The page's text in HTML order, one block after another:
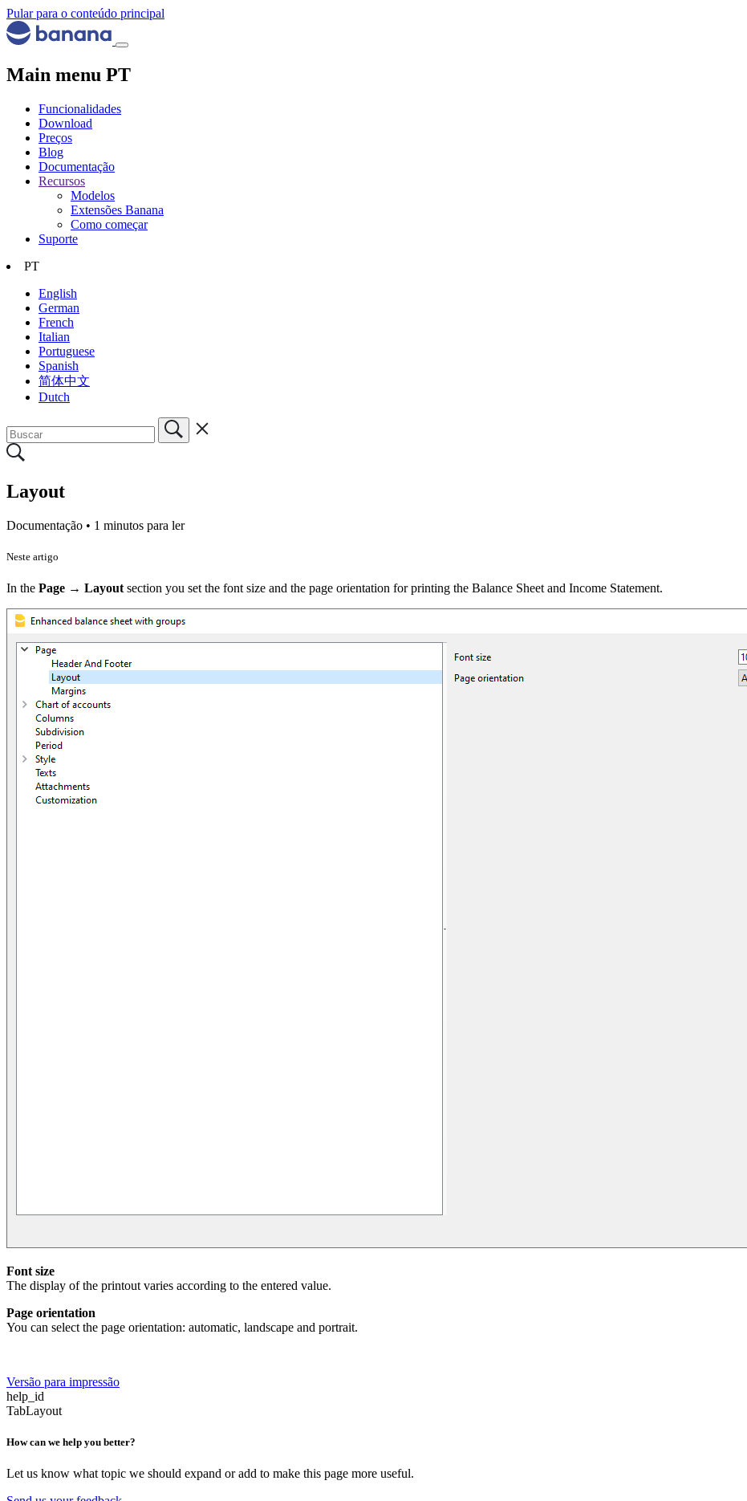
Pular para o conteúdo principal
Main menu PT
Funcionalidades
Download
Preços
Blog
Documentação
Recursos
Modelos
Extensões Banana
Como começar
Suporte
PT
English
German
French
Italian
Portuguese
Spanish
简体中文
Dutch
Layout
Documentação • 1 minutos para ler
Neste artigo
In the Page → Layout section you set the font size and the page orientation for printing the Balance Sheet and Income Statement.
Font size
The display of the printout varies according to the entered value.
Page orientation
You can select the page orientation: automatic, landscape and portrait.
Versão para impressão
help_id
TabLayout
How can we help you better?
Let us know what topic we should expand or add to make this page more useful.